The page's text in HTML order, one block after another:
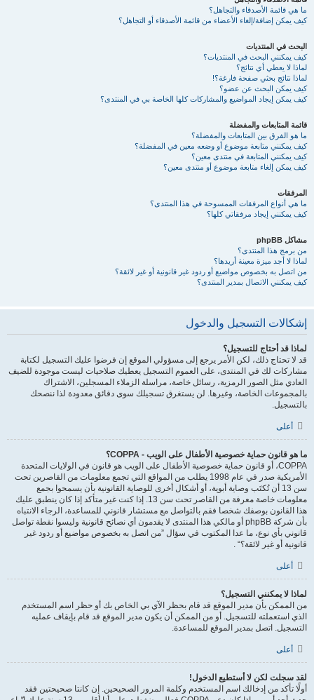
ما هي قائمة الأصدقاء والتجاهل؟
كيف يمكن إضافة/إلغاء الأعضاء من قائمة الأصدقاء أو التجاهل؟
البحث في المنتديات
كيف يمكنني البحث في المنتديات؟
لماذا لا يعطي أي نتائج؟
لماذا نتائج بحثي صفحة فارغة؟!
كيف يمكن البحث عن عضو؟
كيف يمكن إيجاد المواضيع والمشاركات كلها الخاصة بي في المنتدى؟
قائمة المتابعات والمفضلة
ما هو الفرق بين المتابعات والمفضلة؟
كيف يمكنني متابعة موضوع أو وضعه معين في المفضلة؟
كيف يمكنني المتابعة في منتدى معين؟
كيف يمكن إلغاء متابعة موضوع أو منتدى معين؟
المرفقات
ما هي أنواع المرفقات الممسوحة في هذا المنتدى؟
كيف يمكنني إيجاد مرفقاتي كلها؟
مشاكل phpBB
من برمج هذا المنتدى؟
لماذا لا أجد ميزة معينة أريدها؟
من اتصل به بخصوص مواضيع أو ردود غير قانونية أو غير لائقة؟
كيف يمكنني الاتصال بمدير المنتدى؟
إشكالات التسجيل والدخول
لماذا قد أحتاج للتسجيل؟
قد لا تحتاج ذلك، لكن الأمر يرجع إلى مسؤولي الموقع إن فرضوا عليك التسجيل لكتابة
مشاركات لك في المنتدى، على العموم التسجيل يعطيك صلاحيات ليست موجودة للضيف
العادي مثل الصور الرمزية، رسائل خاصة، مراسلة الزملاء المسجلين، الاشتراك
بالمجموعات الخاصة، وغيرها. لن يستغرق تسجيلك سوى دقائق معدودة لذا ننصحك
بالتسجيل.
أعلى
ما هو قانون حماية خصوصية الأطفال على الويب - COPPA؟
COPPA، أو قانون حماية خصوصية الأطفال على الويب هو قانون في الولايات المتحدة
الأمريكية صدر في عام 1998 يطلب من المواقع التي تجمع معلومات من القاصرين تحت
سن 13 أن تُكتَب وصاية أبوية، أو أشكال أخرى للوصاية القانونية بأن يسمحوا بجمع
معلومات خاصة معرفة من القاصر تحت سن 13. إذا كنت غير متأكد إذا كان ينطبق عليك
هذا القانون بوصفك شخصا فقم بالتواصل مع مستشار قانوني للمساعدة، الرجاء الانتباه
بأن شركة phpBB أو مالكي هذا المنتدى لا يقدمون أي نصائح قانونية وليسوا نقطة تواصل
قانوني بأي نوع، ما عدا المكتوب في سؤال ”من اتصل به بخصوص مواضيع أو ردود غير
قانونية أو غير لائقة؟“ .
أعلى
لماذا لا يمكنني التسجيل؟
من الممكن بأن مدير الموقع قد قام بحظر الآي بي الخاص بك أو حظر اسم المستخدم
الذي استعملته للتسجيل. أو من الممكن أن يكون مدير الموقع قد قام بإيقاف عمليه
التسجيل. اتصل بمدير الموقع للمساعدة.
أعلى
لقد سجلت لكن لا أستطيع الدخول!
أولًا تأكد من إدخالك اسم المستخدم وكلمة المرور الصحيحين. إن كانتا صحيحتين فقد